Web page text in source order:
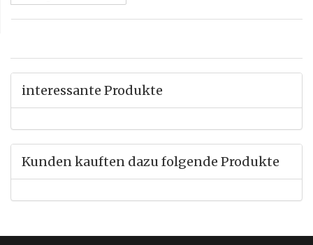
interessante Produkte
Kunden kauften dazu folgende Produkte